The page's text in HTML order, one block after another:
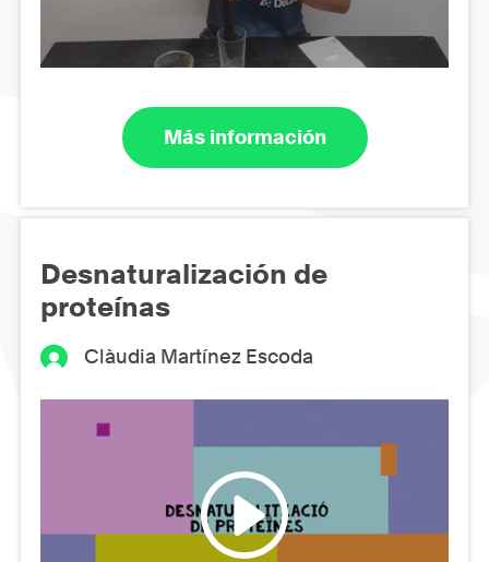
Más información
Desnaturalización de
proteínas
Clàudia Martínez Escoda